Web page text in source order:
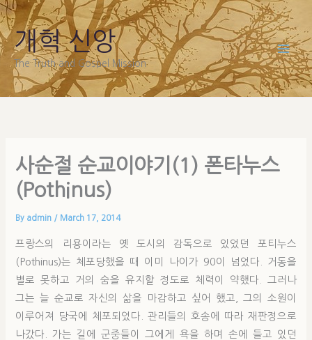
Skip
to
content
개혁 신앙
The Truth and Gospel Mission
사순절 순교이야기(1) 폰타누스
(Pothinus)
By admin / March 17, 2014
프랑스의 리용이라는 옛 도시의 감독으로 있었던 포티누스
(Pothinus)는 체포당했을 때 이미 나이가 90이 넘었다. 거동을
별로 못하고 거의 숨을 유지할 정도로 체력이 약했다. 그러나
그는 늘 순교로 자신의 삶을 마감하고 싶어 했고, 그의 소원이
이루어져 당국에 체포되었다. 관리들의 호송에 따라 재판정으로
나갔다. 가는 길에 군중들이 그에게 욕을 하며 손에 들고 있던